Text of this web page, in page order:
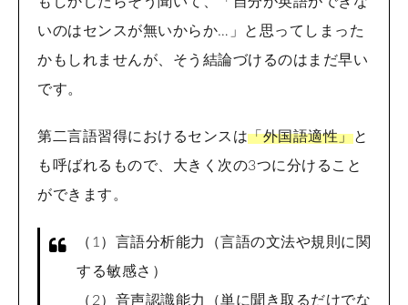
いのはセンスが無いからか…」と思ってしまった
かもしれませんが、そう結論づけるのはまだ早い
です。
第二言語習得におけるセンスは「外国語適性」と
も呼ばれるもので、大きく次の3つに分けること
ができます。
（1）言語分析能力（言語の文法や規則に関
する敏感さ）
（2）音声認識能力（単に聞き取るだけでな